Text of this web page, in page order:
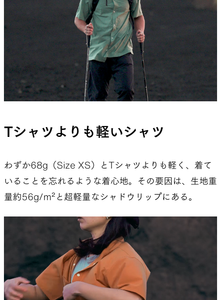
いという思いもあって、当初はビッグシルエットの
シャツを作ろうというところから始めたんだよ
ね。
廣野 そうです。ポケットが大きいぶん全体のバラ
ンスを取る必要があって、既存のシャツの延長では
夏目 その時はジャケットっぽいスタイルの提案な
廣野 ありました。今のシャツ構造では違いが見
えにくいので、従来とは違うアプローチをしよう
としましたが、ジャケットなのかシャツなのかと
いう葛藤もありました。とにかく試行錯誤を繰り
出来上がったサンプルを実際に使ってみる
と、ポケットがあるのは本当に便利で、胸元に物
を入れられるのは思った以上に良かった。サコッ
Tシャツよりも軽いシャツ
わずか68g（Size XS）とTシャツよりも軽く、着て
いることを忘れるような着心地。その要因は、生地重
量約56g/m²と超軽量なシャドウリップにある。